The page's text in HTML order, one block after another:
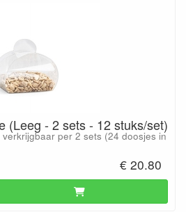
(Leeg - 2 sets - 12 stuks/set)
per 2 sets (24 doosjes in
€ 20.80